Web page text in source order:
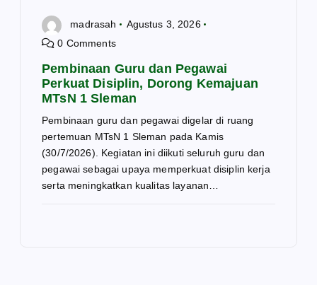
madrasah
Agustus 3, 2026
0 Comments
Pembinaan Guru dan Pegawai
Perkuat Disiplin, Dorong Kemajuan
MTsN 1 Sleman
Pembinaan guru dan pegawai digelar di ruang
pertemuan MTsN 1 Sleman pada Kamis
(30/7/2026). Kegiatan ini diikuti seluruh guru dan
pegawai sebagai upaya memperkuat disiplin kerja
serta meningkatkan kualitas layanan…